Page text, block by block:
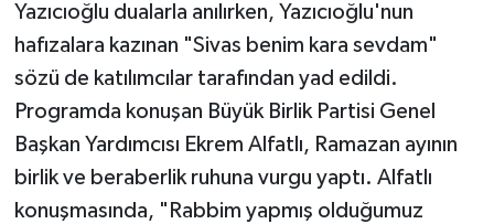
Yazıcıoğlu dualarla anılırken, Yazıcıoğlu'nun
hafızalara kazınan "Sivas benim kara sevdam"
sözü de katılımcılar tarafından yad edildi.
Programda konuşan Büyük Birlik Partisi Genel
Başkan Yardımcısı Ekrem Alfatlı, Ramazan ayının
birlik ve beraberlik ruhuna vurgu yaptı. Alfatlı
konuşmasında, "Rabbim yapmış olduğumuz